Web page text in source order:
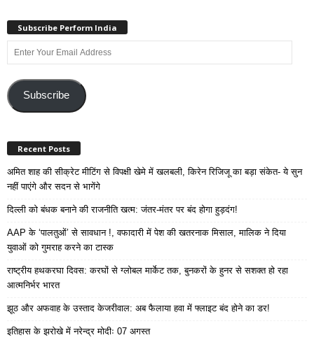
Subscribe Perform India
Enter
Your
AddressSubscribe
Recent Posts
अमित शाह की सीक्रेट मीटिंग से विपक्षी खेमे में खलबली, किरेन रिजिजू का बड़ा संकेत- ये सुन
नहीं पाएंगे और सदन से भागेंगे
दिल्ली को बंधक बनाने की राजनीति खत्म: जंतर-मंतर पर बंद होगा हुड़दंग!
AAP के ‘पालतुओं’ से सावधान !, वफादारी में पेश की खतरनाक मिसाल, मालिक ने दिया
युवाओं को गुमराह करने का टास्क
राष्ट्रीय हथकरघा दिवस: करघों से ग्लोबल मार्केट तक, बुनकरों के हुनर से सशक्त हो रहा
आत्मनिर्भर भारत
झूठ और अफवाह के उस्ताद केजरीवाल: अब फैलाया हवा में फ्लाइट बंद होने का डर!
इतिहास के झरोखे में नरेन्द्र मोदीः 07 अगस्त